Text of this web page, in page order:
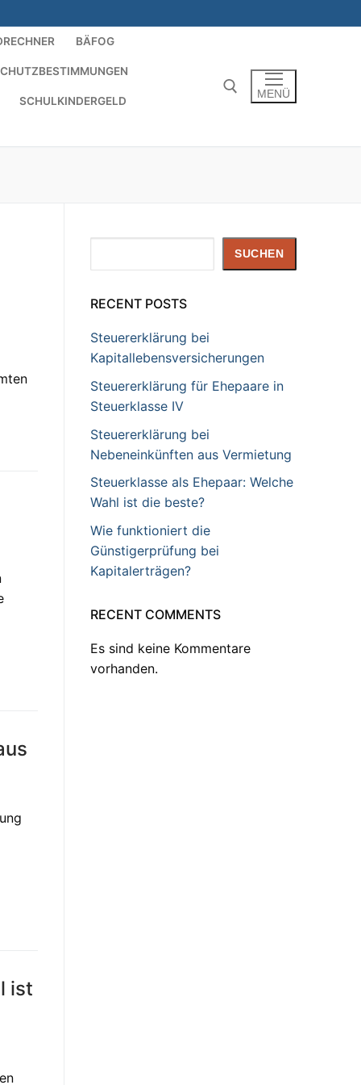
BÄFOG
SCHULKINDERGELD
MENÜ
ist
SUCHEN
RECENT POSTS
Steuererklärung bei
Kapitallebensversicherungen
Steuererklärung für Ehepaare in
Steuerklasse IV
Steuererklärung bei
Nebeneinkünften aus Vermietung
Steuerklasse als Ehepaar: Welche
Wahl ist die beste?
Wie funktioniert die
Günstigerprüfung bei
Kapitalerträgen?
RECENT COMMENTS
Es sind keine Kommentare
vorhanden.